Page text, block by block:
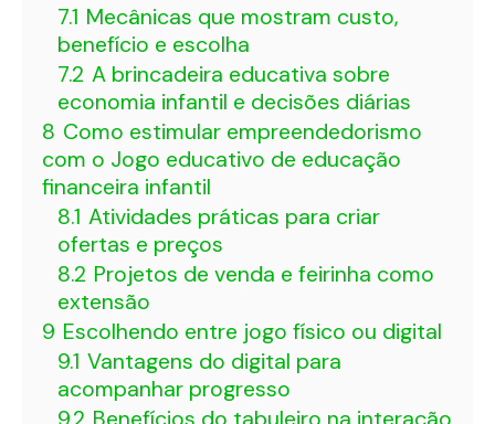
7.1 Mecânicas que mostram custo,
benefício e escolha
7.2 A brincadeira educativa sobre
economia infantil e decisões diárias
8 Como estimular empreendedorismo
com o Jogo educativo de educação
financeira infantil
8.1 Atividades práticas para criar
ofertas e preços
8.2 Projetos de venda e feirinha como
extensão
9 Escolhendo entre jogo físico ou digital
9.1 Vantagens do digital para
acompanhar progresso